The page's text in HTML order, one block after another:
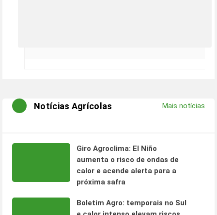
Notícias Agrícolas Mais notícias
Giro Agroclima: El Niño
aumenta o risco de ondas de
calor e acende alerta para a
próxima safra
Boletim Agro: temporais no Sul